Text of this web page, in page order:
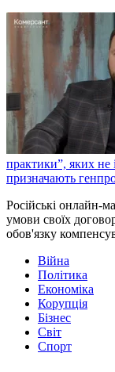
практики”, яких не
призначають
Російські онлайн-
умови своїх
обов'язку
Війна
Політика
Економіка
Корупція
Бізнес
Світ
Спорт